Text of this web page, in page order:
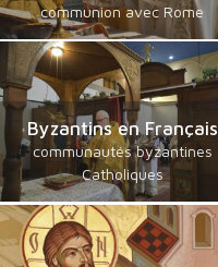
communion avec Rome
Byzantins en Français
communautés byzantines
Catholiques